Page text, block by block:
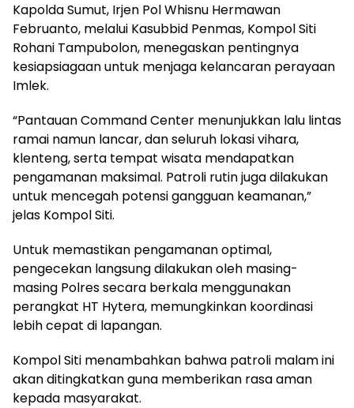
Kapolda Sumut, Irjen Pol Whisnu Hermawan
Februanto, melalui Kasubbid Penmas, Kompol Siti
Rohani Tampubolon, menegaskan pentingnya
kesiapsiagaan untuk menjaga kelancaran perayaan
Imlek.
“Pantauan Command Center menunjukkan lalu lintas
ramai namun lancar, dan seluruh lokasi vihara,
klenteng, serta tempat wisata mendapatkan
pengamanan maksimal. Patroli rutin juga dilakukan
untuk mencegah potensi gangguan keamanan,”
jelas Kompol Siti.
Untuk memastikan pengamanan optimal,
pengecekan langsung dilakukan oleh masing-
masing Polres secara berkala menggunakan
perangkat HT Hytera, memungkinkan koordinasi
lebih cepat di lapangan.
Kompol Siti menambahkan bahwa patroli malam ini
akan ditingkatkan guna memberikan rasa aman
kepada masyarakat.